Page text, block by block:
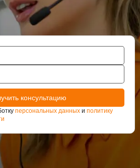
персональных данных и политику